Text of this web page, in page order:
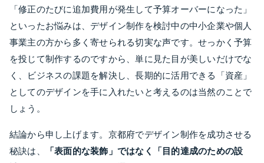
「修正のたびに追加費用が発生して予算オーバーになった」
といったお悩みは、デザイン制作を検討中の中小企業や個人
事業主の方から多く寄せられる切実な声です。せっかく予算
を投じて制作するのですから、単に見た目が美しいだけでな
く、ビジネスの課題を解決し、長期的に活用できる「資産」
としてのデザインを手に入れたいと考えるのは当然のことで
しょう。
結論から申し上げます。京都府でデザイン制作を成功させる
秘訣は、
「表面的な装飾」ではなく「目的達成のための設